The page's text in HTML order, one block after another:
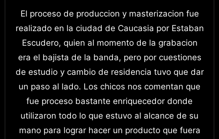
El proceso de produccion y masterizacion fue
realizado en la ciudad de Caucasia por Estaban
Escudero, quien al momento de la grabacion
era el bajista de la banda, pero por cuestiones
de estudio y cambio de residencia tuvo que dar
un paso al lado. Los chicos nos comentan que
fue proceso bastante enriquecedor donde
utilizaron todo lo que estuvo al alcance de su
mano para lograr hacer un producto que fuera